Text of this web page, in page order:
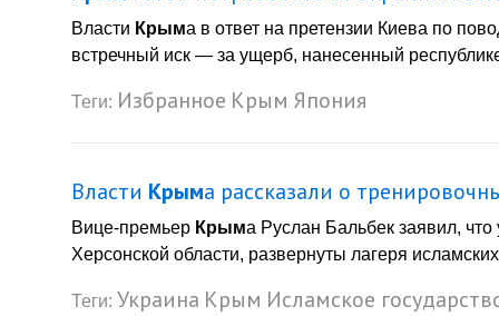
Власти Крыма в ответ на претензии Киева по
встречный иск — за ущерб, нанесенный
Теги: Избранное Крым Япония
Власти Крыма рассказали о
Вице-премьер Крыма Руслан Бальбек заявил,
Херсонской области, развернуты лагеря
Теги: Украина Крым Исламское